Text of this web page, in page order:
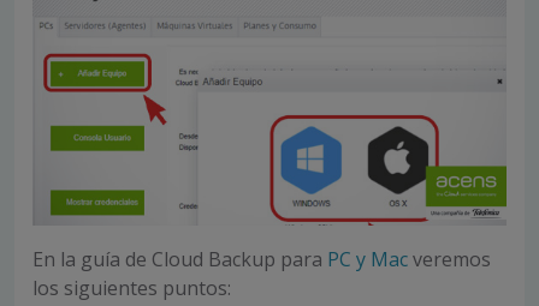
En la guía de Cloud Backup para PC y Macveremos
los siguientes puntos: